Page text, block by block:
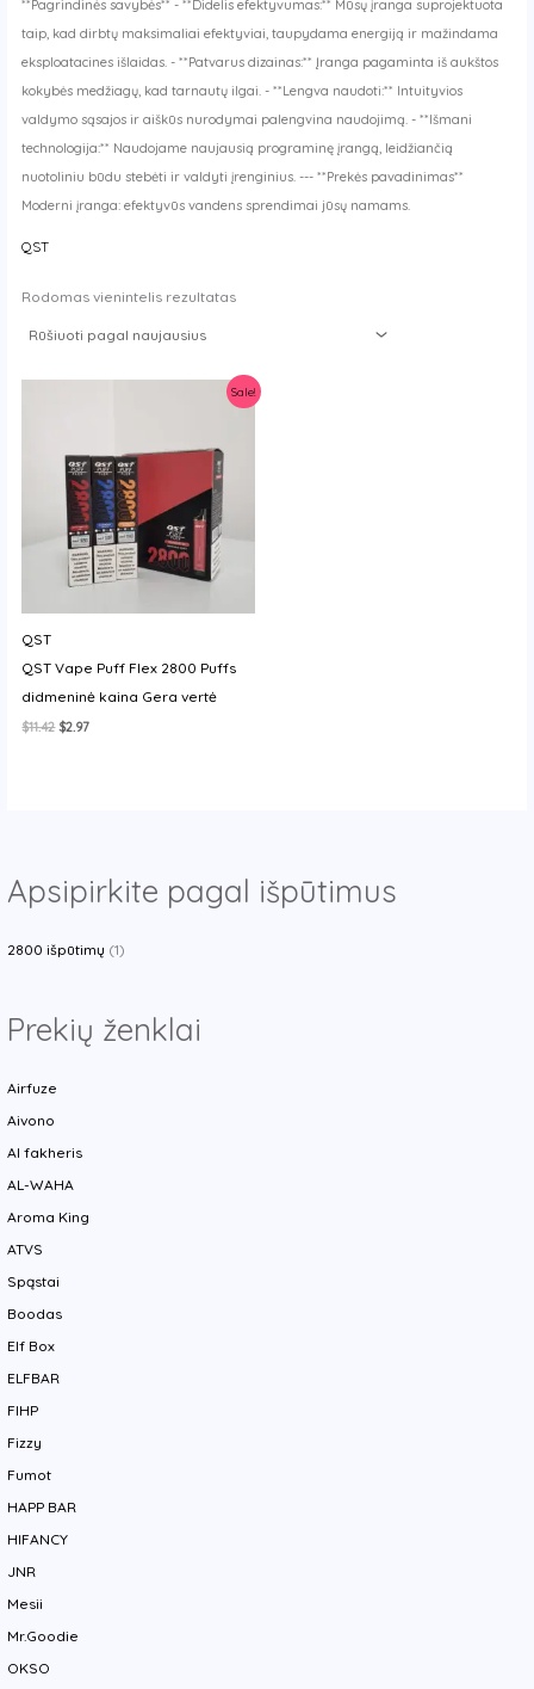
Apsipirkite pagal išpūtimus
2800 išpūtimų (1)
Prekių ženklai
Airfuze
Aivono
Al fakheris
AL-WAHA
Aroma King
ATVS
Spąstai
Boodas
Elf Box
ELFBAR
FIHP
Fizzy
Fumot
HAPP BAR
HIFANCY
JNR
Mesii
Mr.Goodie
OKSO
**Pagrindinės savybės** - **Didelis efektyvumas:** Mūsų įranga suprojektuota
taip, kad dirbtų maksimaliai efektyviai, taupydama energiją ir mažindama
eksploatacines išlaidas. - **Patvarus dizainas:** Įranga pagaminta iš aukštos
kokybės medžiagų, kad tarnautų ilgai. - **Lengva naudoti:** Intuityvios
valdymo sąsajos ir aiškūs nurodymai palengvina naudojimą. - **Išmani
technologija:** Naudojame naujausią programinę įrangą, leidžiančią
nuotoliniu būdu stebėti ir valdyti įrenginius. --- **Prekės pavadinimas**
Moderni įranga: efektyvūs vandens sprendimai jūsų namams.
QST
Rodomas vienintelis rezultatas
Sale!
QST
QST Vape Puff Flex 2800 Puffs
didmeninė kaina Gera vertė
$11.42 Original
$2.97Current